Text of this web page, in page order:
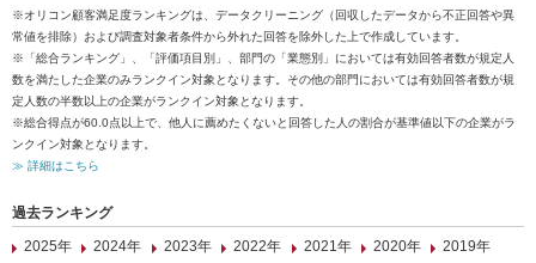
※オリコン顧客満足度ランキングは、データクリーニング（回収したデータから不正回答や異
常値を排除）および調査対象者条件から外れた回答を除外した上で作成しています。
※「総合ランキング」、「評価項目別」、部門の「業態別」においては有効回答者数が規定人
数を満たした企業のみランクイン対象となります。その他の部門においては有効回答者数が規
定人数の半数以上の企業がランクイン対象となります。
※総合得点が60.0点以上で、他人に薦めたくないと回答した人の割合が基準値以下の企業がラ
ンクイン対象となります。
≫ 詳細はこちら
過去ランキング
2025年
2024年 2023年 2022年 2021年 2020年
2019年